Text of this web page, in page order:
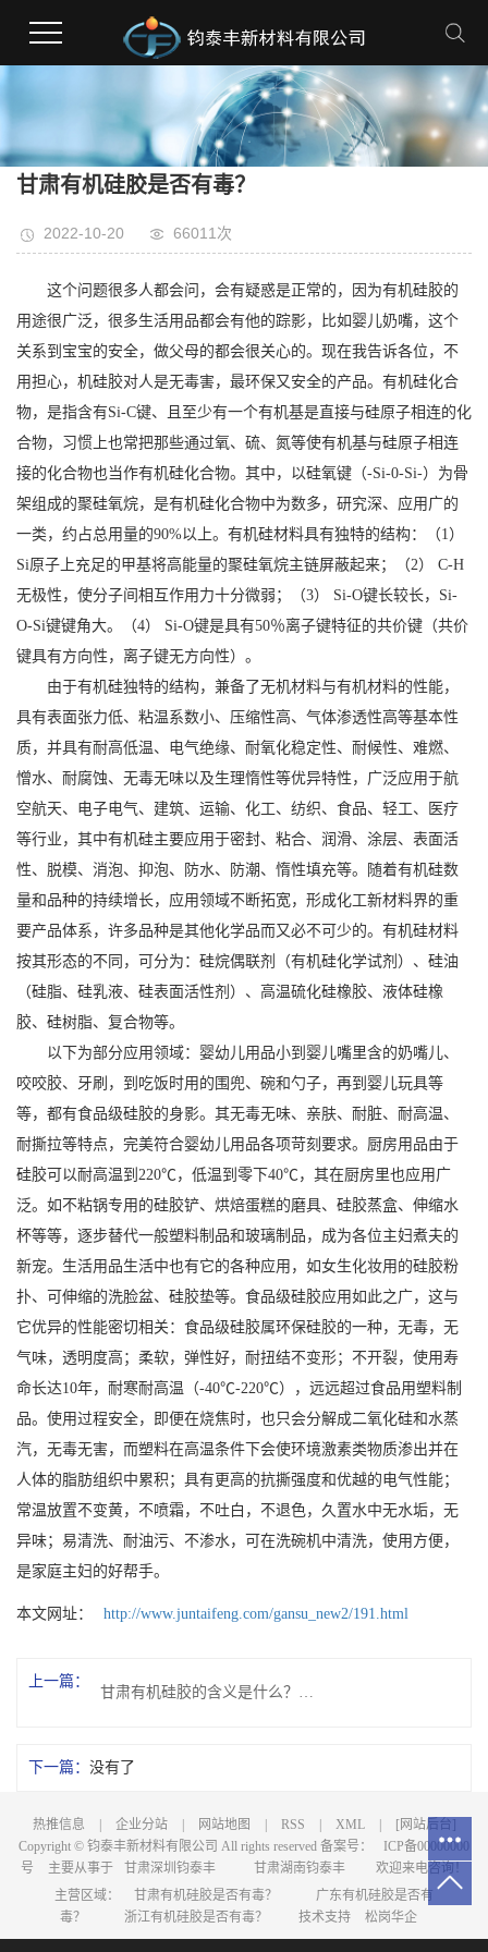
甘肃有机硅胶是否有毒？
2022-10-20 66011次
这个问题很多人都会问，会有疑惑是正常的，因为有机硅胶的
用途很广泛，很多生活用品都会有他的踪影，比如婴儿奶嘴，这个
关系到宝宝的安全，做父母的都会很关心的。现在我告诉各位，不
用担心，机硅胶对人是无毒害，最环保又安全的产品。有机硅化合
物，是指含有Si-C键、且至少有一个有机基是直接与硅原子相连的化
合物，习惯上也常把那些通过氧、硫、氮等使有机基与硅原子相连
接的化合物也当作有机硅化合物。其中，以硅氧键（-Si-0-Si-）为骨
架组成的聚硅氧烷，是有机硅化合物中为数多，研究深、应用广的
一类，约占总用量的90%以上。有机硅材料具有独特的结构：（1）
Si原子上充足的甲基将高能量的聚硅氧烷主链屏蔽起来；（2） C-H
无极性，使分子间相互作用力十分微弱；（3） Si-O键长较长，Si-
O-Si键键角大。（4） Si-O键是具有50％离子键特征的共价键（共价
键具有方向性，离子键无方向性）。
由于有机硅独特的结构，兼备了无机材料与有机材料的性能，
具有表面张力低、粘温系数小、压缩性高、气体渗透性高等基本性
质，并具有耐高低温、电气绝缘、耐氧化稳定性、耐候性、难燃、
憎水、耐腐蚀、无毒无味以及生理惰性等优异特性，广泛应用于航
空航天、电子电气、建筑、运输、化工、纺织、食品、轻工、医疗
等行业，其中有机硅主要应用于密封、粘合、润滑、涂层、表面活
性、脱模、消泡、抑泡、防水、防潮、惰性填充等。随着有机硅数
量和品种的持续增长，应用领域不断拓宽，形成化工新材料界的重
要产品体系，许多品种是其他化学品而又必不可少的。有机硅材料
按其形态的不同，可分为：硅烷偶联剂（有机硅化学试剂）、硅油
（硅脂、硅乳液、硅表面活性剂）、高温硫化硅橡胶、液体硅橡
胶、硅树脂、复合物等。
以下为部分应用领域：婴幼儿用品小到婴儿嘴里含的奶嘴儿、
咬咬胶、牙刷，到吃饭时用的围兜、碗和勺子，再到婴儿玩具等
等，都有食品级硅胶的身影。其无毒无味、亲肤、耐脏、耐高温、
耐撕拉等特点，完美符合婴幼儿用品各项苛刻要求。厨房用品由于
硅胶可以耐高温到220℃，低温到零下40℃，其在厨房里也应用广
泛。如不粘锅专用的硅胶铲、烘焙蛋糕的磨具、硅胶蒸盒、伸缩水
杯等等，逐步替代一般塑料制品和玻璃制品，成为各位主妇煮夫的
新宠。生活用品生活中也有它的各种应用，如女生化妆用的硅胶粉
扑、可伸缩的洗脸盆、硅胶垫等。食品级硅胶应用如此之广，这与
它优异的性能密切相关：食品级硅胶属环保硅胶的一种，无毒，无
气味，透明度高；柔软，弹性好，耐扭结不变形；不开裂，使用寿
命长达10年，耐寒耐高温（-40℃-220℃），远远超过食品用塑料制
品。使用过程安全，即便在烧焦时，也只会分解成二氧化硅和水蒸
汽，无毒无害，而塑料在高温条件下会使环境激素类物质渗出并在
人体的脂肪组织中累积；具有更高的抗撕强度和优越的电气性能；
常温放置不变黄，不喷霜，不吐白，不退色，久置水中无水垢，无
异味；易清洗、耐油污、不渗水，可在洗碗机中清洗，使用方便，
是家庭主妇的好帮手。
本文网址： http://www.juntaifeng.com/gansu_new2/191.html
上一篇：
甘肃有机硅胶的含义是什么？都有哪些用途呢？
下一篇： 没有了
热推信息 企业分站 网站地图 RSS XML
[网站后台]
Copyright © 钧泰丰新材料有限公司 All rights reserved 备案号：
ICP备00000000
号
主要从事于 甘肃深圳钧泰丰 甘肃湖南钧泰丰
欢迎来电咨询！
主营区域：
甘肃有机硅胶是否有毒？
广东有机硅胶是否有
毒？
浙江有机硅胶是否有毒？ 技术支持 松岗华企